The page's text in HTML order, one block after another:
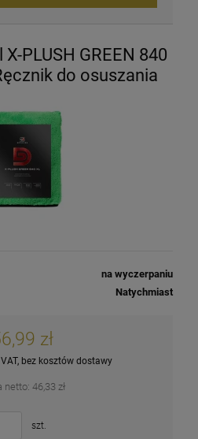
PLUSH GREEN 840
do osuszania
na wyczerpaniu
Natychmiast
zł
bez kosztów dostawy
netto: 46,33 zł
szt.